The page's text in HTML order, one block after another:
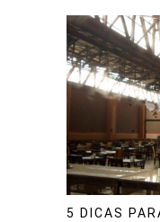
5 DICAS